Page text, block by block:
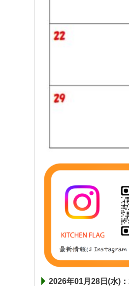
2026年01月28日(水)